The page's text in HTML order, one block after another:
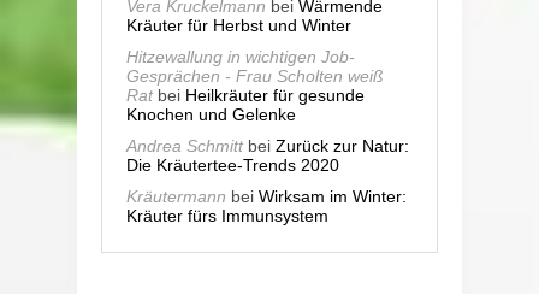
Vera Kruckelmann bei Wärmende
Kräuter für Herbst und Winter
Hitzewallung in wichtigen Job-
Gesprächen - Frau Scholten weiß
Ratbei Heilkräuter für gesunde
Knochen und Gelenke
Andrea Schmittbei Zurück zur Natur:
Die Kräutertee-Trends 2020
Kräutermann bei Wirksam im Winter:
Kräuter fürs Immunsystem